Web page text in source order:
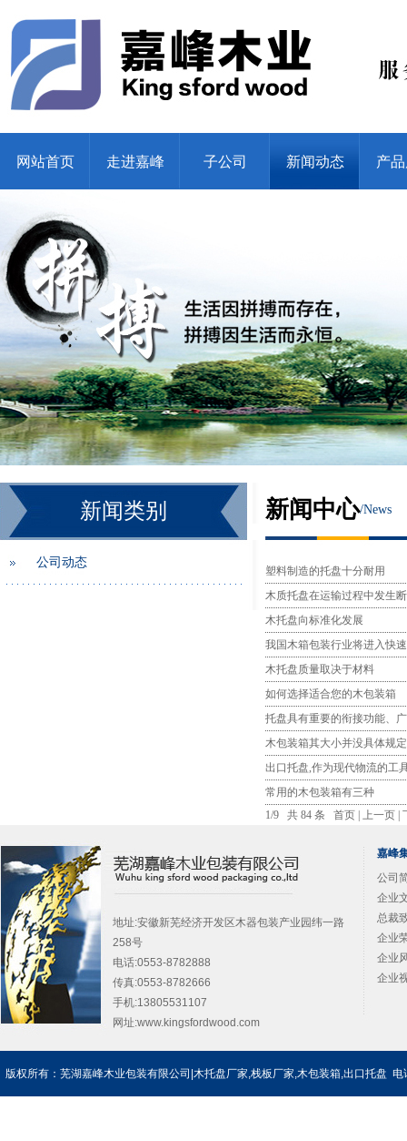
网站首页 走进嘉峰 子公司 新闻动态 产
新闻类别
公司动态
新闻中心/News
塑料制造的托盘十分耐用
木质托盘在运输过程中发生
木托盘向标准化发展
我国木箱包装行业将进入快
木托盘质量取决于材料
如何选择适合您的木包装箱
托盘具有重要的衔接功能、
木包装箱其大小并没具体规定
出口托盘,作为现代物流的工
常用的木包装箱有三种
1/9 共 84 条 首页 上一页
地址:安徽新芜经济开发区木器包装产业园纬一路
258号
电话:0553-8782888
传真:0553-8782666
手机:13805531107
网址:www.kingsfordwood.com
嘉峰
公司
企业
总裁
企业
企业
企业
版权所有：芜湖嘉峰木业包装有限公司|木托盘厂家,栈板厂家,木包装箱,出口托盘